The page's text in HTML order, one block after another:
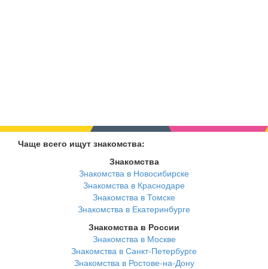
Чаще всего ищут знакомства:
Знакомства
Знакомства в Новосибирске
Знакомства в Краснодаре
Знакомства в Томске
Знакомства в Екатеринбурге
Знакомства в России
Знакомства в Москве
Знакомства в Санкт-Петербурге
Знакомства в Ростове-на-Дону